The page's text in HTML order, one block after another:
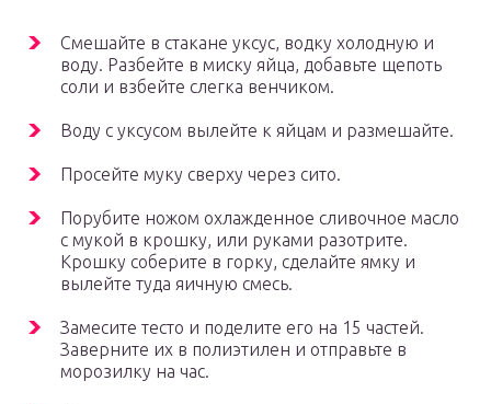
Смешайте в стакане уксус, водку холодную и
воду. Разбейте в миску яйца, добавьте щепоть
соли и взбейте слегка венчиком.
Воду с уксусом вылейте к яйцам и размешайте.
Просейте муку сверху через сито.
Порубите ножом охлажденное сливочное масло
с мукой в крошку, или руками разотрите.
Крошку соберите в горку, сделайте ямку и
вылейте туда яичную смесь.
Замесите тесто и поделите его на 15 частей.
Заверните их в полиэтилен и отправьте в
морозилку на час.